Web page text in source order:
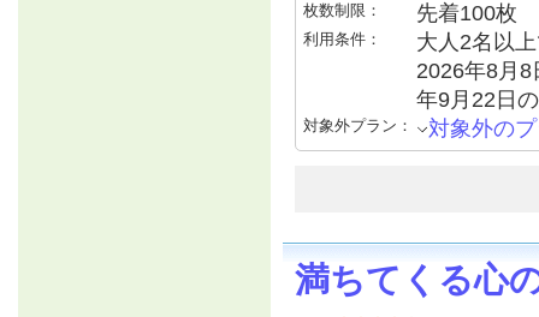
枚数制限： 先着100枚
利用条件：
大人2名以
2026年8月
年9月22日
対象外プラン： 対象外の
満ちてくる心